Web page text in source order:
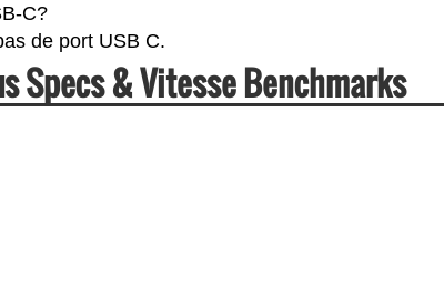
C?
de port USB C.
Specs & Vitesse Benchmarks